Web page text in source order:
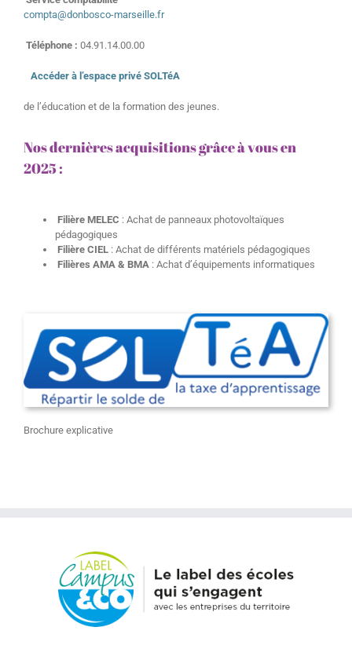
compta@donbosco-marseille.fr
Téléphone : 04.91.14.00.00
Accéder à l’espace privé SOLTéA
de l’éducation et de la formation des jeunes.
Nos dernières acquisitions grâce à vous en
2025 :
Filière MELEC : Achat de panneaux photovoltaïques
pédagogiques
Filière CIEL : Achat de différents matériels pédagogiques
Filières AMA & BMA : Achat d’équipements informatiques
Brochure explicative